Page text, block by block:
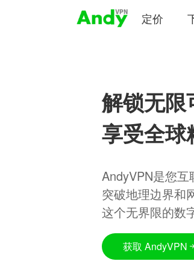
定价
解锁无限
享受全球
AndyVPN是您
突破地理边界和
这个无界限的数
获取 AndyVPN